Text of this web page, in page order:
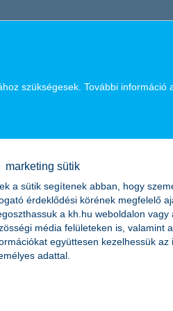
Emellett a szakmai
szükségesek. További információ
marketing sütik
a sütik segítenek abban, hogy
érdeklődési körének megfelelő
a kh.hu weboldalon vagy
média felületeken is, valamint
együttesen kezelhessük az
adattal.